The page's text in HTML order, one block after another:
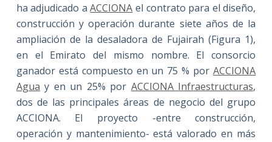
ha adjudicado aACCIONA el contrato para el diseño,
construcción y operación durante siete años de la
ampliación de la desaladora de Fujairah (Figura 1),
en el Emirato del mismo nombre. El consorcio
ganador está compuesto en un 75 % porACCIONA
Agua y en un 25% por ACCIONA Infraestructuras,
dos de las principales áreas de negocio del grupo
ACCIONA. El proyecto -entre construcción,
operación y mantenimiento- está valorado en más